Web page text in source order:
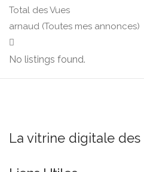
Total des Vues
arnaud (Toutes mes annonces)
No listings found.
La vitrine digitale